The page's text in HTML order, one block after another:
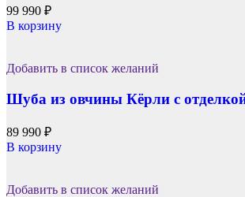
99 990 ₽
В корзину
Добавить в список желаний
Шуба из овчины Кёрли с
89 990 ₽
В корзину
Добавить в список желаний